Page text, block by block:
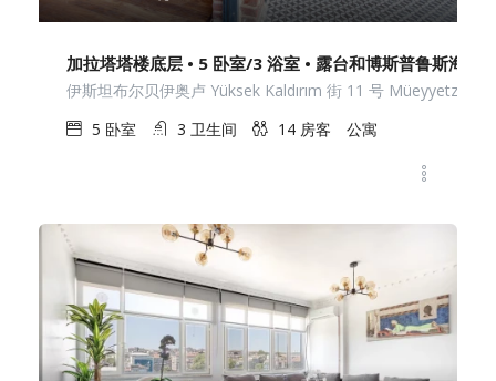
加拉塔塔楼底层 • 5 卧室/3 浴室 • 露台和博斯普鲁斯海峡
伊斯坦布尔贝伊奥卢 Yüksek Kaldırım 街 11 号 Müeyyetzade
5 卧室 3 卫生间 14 房客 公寓